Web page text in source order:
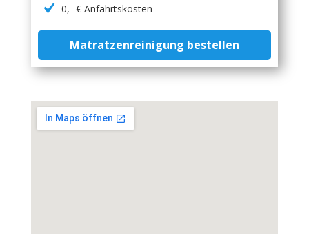
0,- € Anfahrtskosten
Matratzenreinigung bestellen